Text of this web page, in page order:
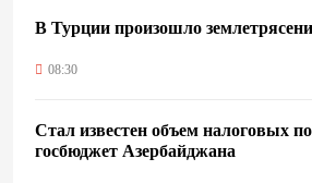
В Турции произошло
08:30
Стал известен объем налоговых
госбюджет Азербайджана